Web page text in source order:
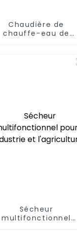
Chaudière de
chauffe-eau de
basse température
Sécheur
multifonctionnel